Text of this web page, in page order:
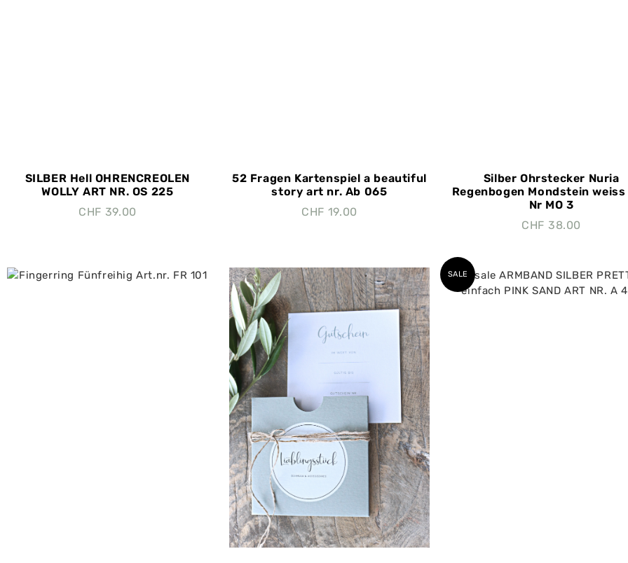
SILBER Hell OHRENCREOLEN
WOLLY ART NR. OS 225
CHF 39.00
52 Fragen Kartenspiel a beautiful
story art nr. Ab 065
CHF 19.00
Silber Ohrstecker Nuria
Regenbogen Mondstein
Nr MO 3
CHF 38.00
SALE